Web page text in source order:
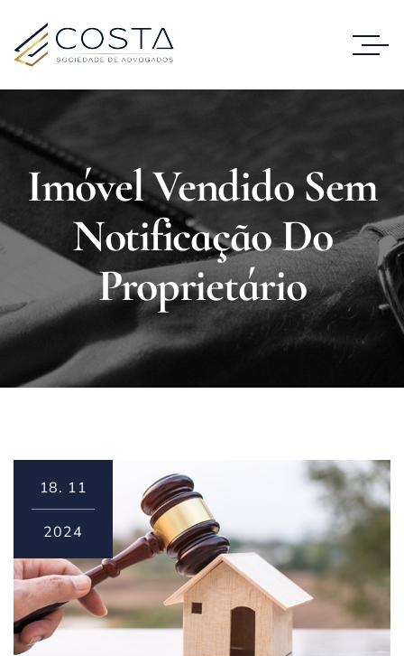
Imóvel Vendido Sem
Notificação Do
Proprietário
18. 11
2024